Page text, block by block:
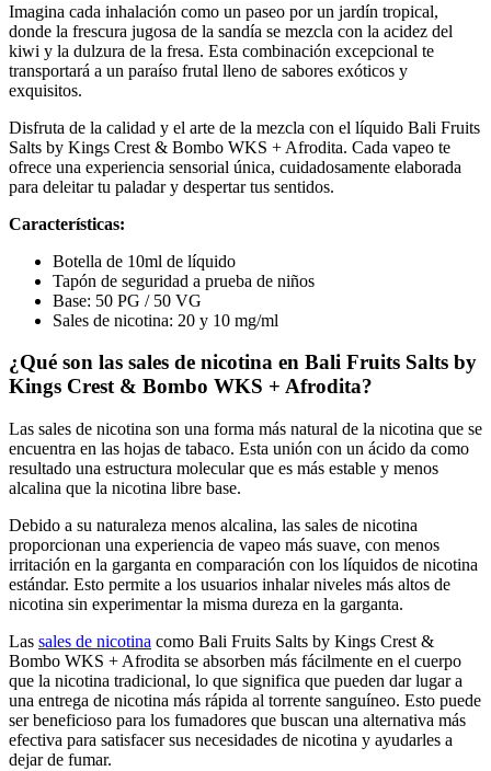
Imagina cada inhalación como un paseo por un jardín tropical,
donde la frescura jugosa de la sandía se mezcla con la acidez del
kiwi y la dulzura de la fresa. Esta combinación excepcional te
transportará a un paraíso frutal lleno de sabores exóticos y
exquisitos.
Disfruta de la calidad y el arte de la mezcla con el líquido Bali Fruits
Salts by Kings Crest & Bombo WKS + Afrodita. Cada vapeo te
ofrece una experiencia sensorial única, cuidadosamente elaborada
para deleitar tu paladar y despertar tus sentidos.
Características:
Botella de 10ml de líquido
Tapón de seguridad a prueba de niños
Base: 50 PG / 50 VG
Sales de nicotina: 20 y 10 mg/ml
¿Qué son las sales de nicotina en Bali Fruits Salts by
Kings Crest & Bombo WKS + Afrodita?
Las sales de nicotina son una forma más natural de la nicotina que se
encuentra en las hojas de tabaco. Esta unión con un ácido da como
resultado una estructura molecular que es más estable y menos
alcalina que la nicotina libre base.
Debido a su naturaleza menos alcalina, las sales de nicotina
proporcionan una experiencia de vapeo más suave, con menos
irritación en la garganta en comparación con los líquidos de nicotina
estándar. Esto permite a los usuarios inhalar niveles más altos de
nicotina sin experimentar la misma dureza en la garganta.
Las sales de nicotina como Bali Fruits Salts by Kings Crest &
Bombo WKS + Afrodita se absorben más fácilmente en el cuerpo
que la nicotina tradicional, lo que significa que pueden dar lugar a
una entrega de nicotina más rápida al torrente sanguíneo. Esto puede
ser beneficioso para los fumadores que buscan una alternativa más
efectiva para satisfacer sus necesidades de nicotina y ayudarles a
dejar de fumar.